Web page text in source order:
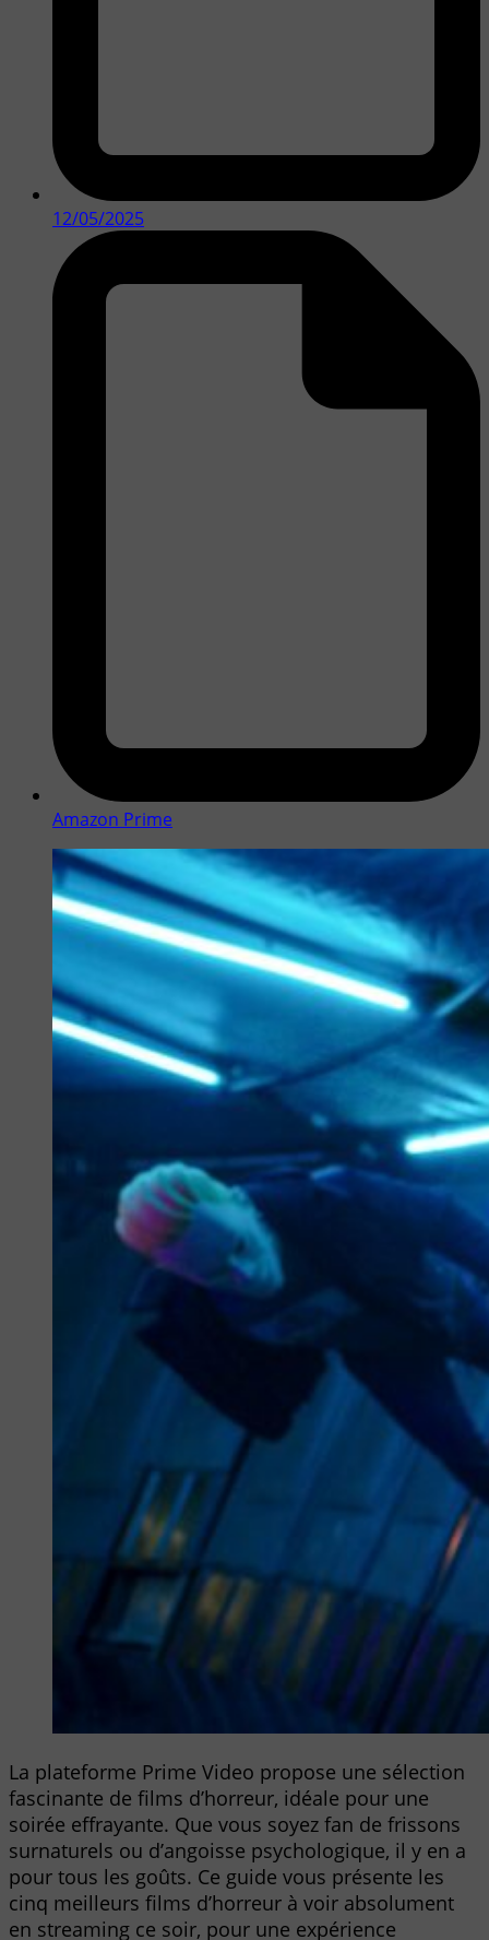
12/05/2025
Amazon Prime
La plateforme Prime Video propose une sélection
fascinante de films d’horreur, idéale pour une
soirée effrayante. Que vous soyez fan de frissons
surnaturels ou d’angoisse psychologique, il y en a
pour tous les goûts. Ce guide vous présente les
cinq meilleurs films d’horreur à voir absolument
en streaming ce soir, pour une expérience